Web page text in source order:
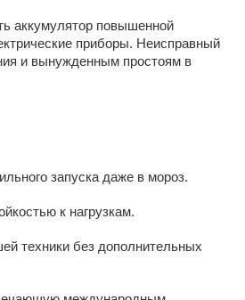
аккумулятор повышенной
приборы. Неисправный
и вынужденным простоям в
запуска даже в мороз.
к нагрузкам.
техники без дополнительных